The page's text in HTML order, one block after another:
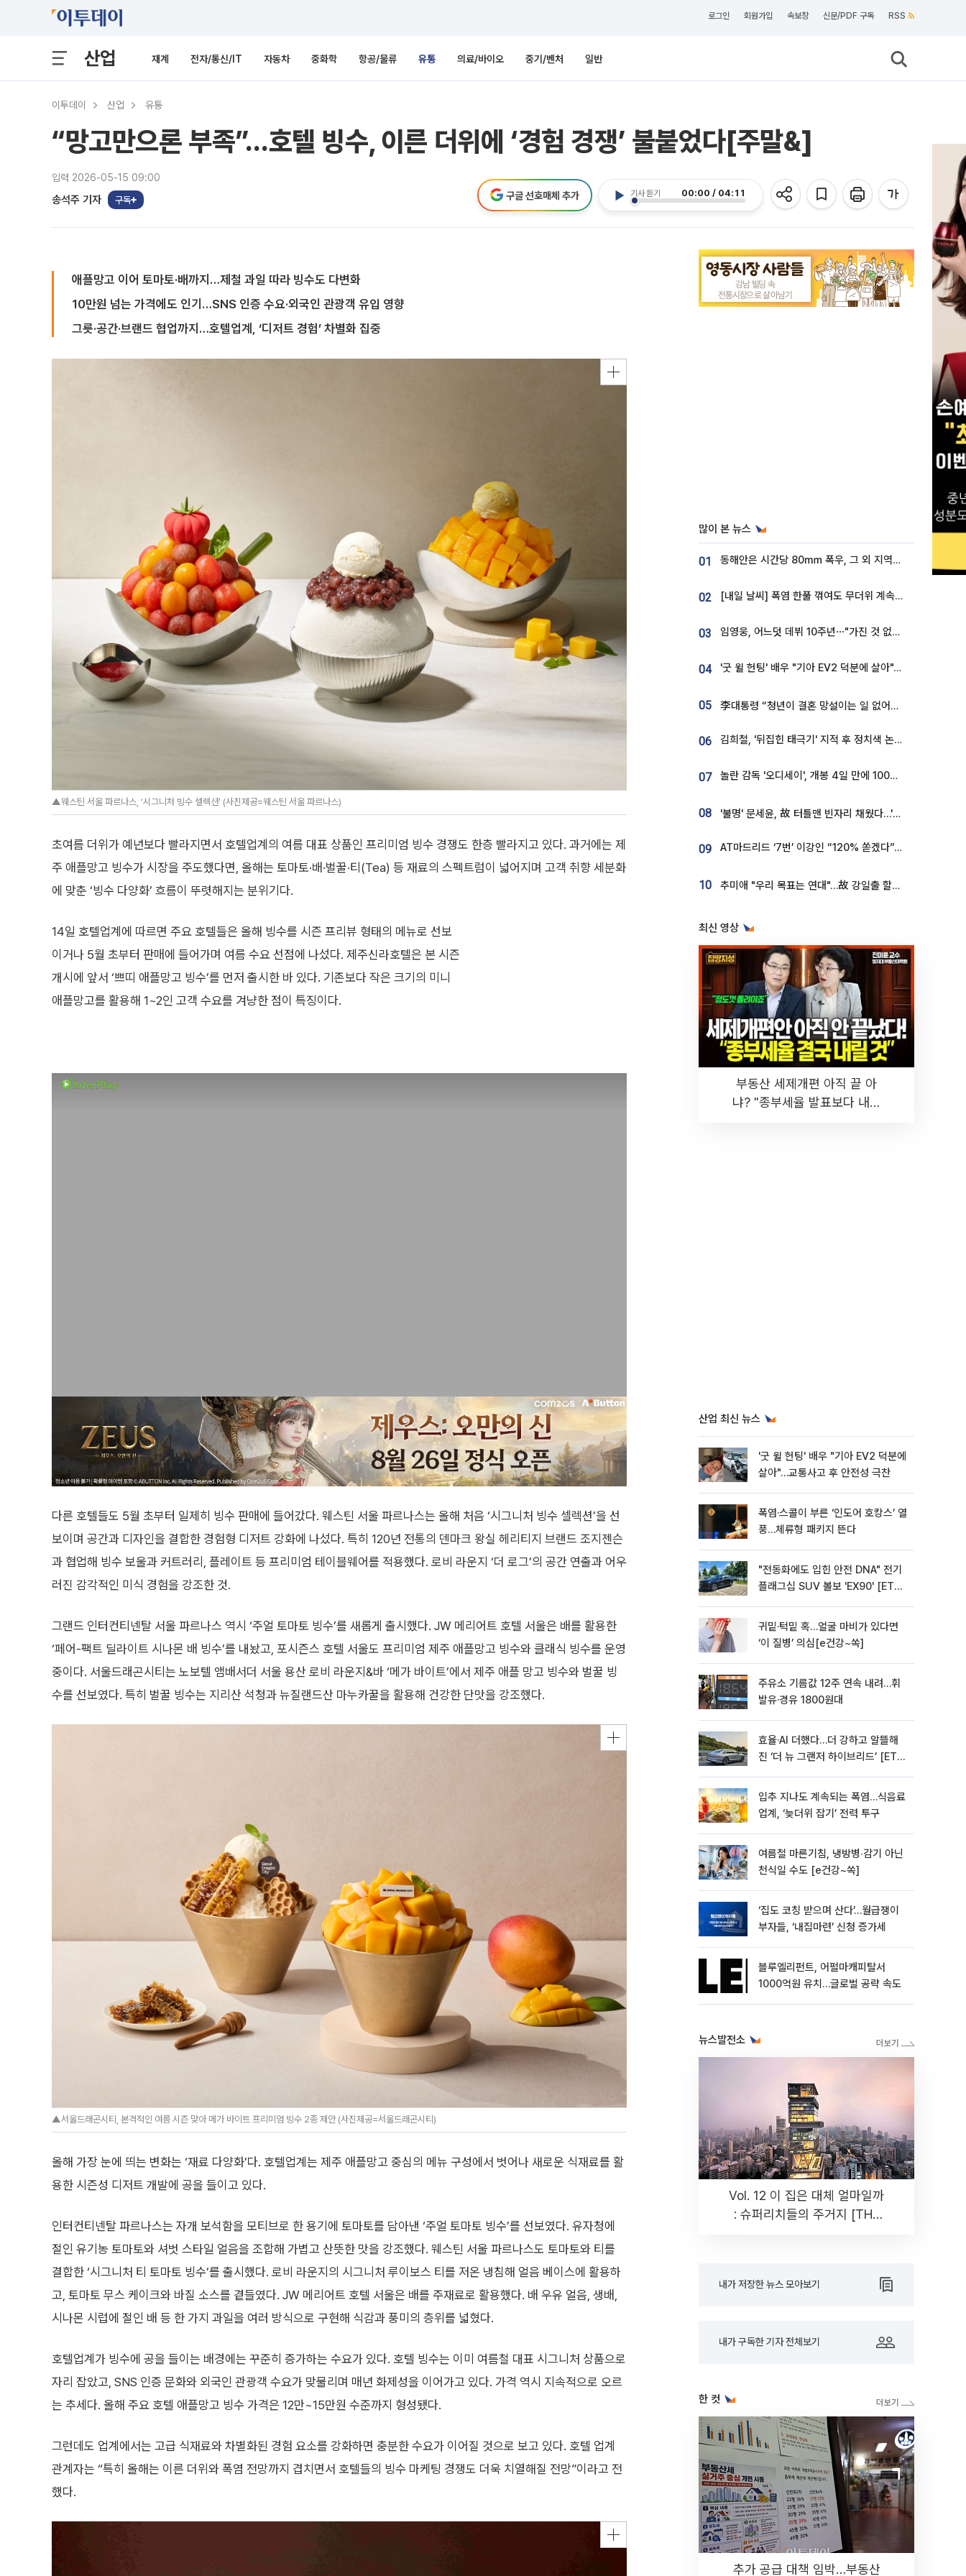
로그인 회원가입 속보창 신문/PDF 구독 RSS
산업 재계 전자/통신/IT 자동차 중화학 항공/물류 유통 의료/바이오 중기/벤처 일반
이투데이 산업 유통
“망고만으론 부족”…호텔 빙수, 이른 더위에 ‘경험 경쟁’ 불붙었다[주말&]
입력 2026-05-15 09:00
송석주 기자 구독
기사 듣기 00:00 / 04:11
구글 선호매체 추가
애플망고 이어 토마토·배까지…제철 과일 따라 빙수도 다변화
10만원 넘는 가격에도 인기…SNS 인증 수요·외국인 관광객 유입 영향
그릇·공간·브랜드 협업까지…호텔업계, ‘디저트 경험’ 차별화 집중
▲웨스틴 서울 파르나스, ‘시그니처 빙수 셀렉션’ (사진제공=웨스틴 서울 파르나스)
초여름 더위가 예년보다 빨라지면서 호텔업계의 여름 대표 상품인 프리미엄 빙수 경쟁도 한층 빨라지고 있다. 과거에는 제
주 애플망고 빙수가 시장을 주도했다면, 올해는 토마토·배·벌꿀·티(Tea) 등 재료의 스펙트럼이 넓어지며 고객 취향 세분화
에 맞춘 ‘빙수 다양화’ 흐름이 뚜렷해지는 분위기다.
14일 호텔업계에 따르면 주요 호텔들은 올해 빙수를 시즌 프리뷰 형태의 메뉴로 선보
이거나 5월 초부터 판매에 들어가며 여름 수요 선점에 나섰다. 제주신라호텔은 본 시즌
개시에 앞서 ‘쁘띠 애플망고 빙수’를 먼저 출시한 바 있다. 기존보다 작은 크기의 미니
애플망고를 활용해 1~2인 고객 수요를 겨냥한 점이 특징이다.
다른 호텔들도 5월 초부터 일제히 빙수 판매에 들어갔다. 웨스틴 서울 파르나스는 올해 처음 ‘시그니처 빙수 셀렉션’을 선
보이며 공간과 디자인을 결합한 경험형 디저트 강화에 나섰다. 특히 120년 전통의 덴마크 왕실 헤리티지 브랜드 조지젠슨
과 협업해 빙수 보울과 커트러리, 플레이트 등 프리미엄 테이블웨어를 적용했다. 로비 라운지 ‘더 로그’의 공간 연출과 어우
러진 감각적인 미식 경험을 강조한 것.
그랜드 인터컨티넨탈 서울 파르나스 역시 ‘주얼 토마토 빙수’를 새롭게 출시했다. JW 메리어트 호텔 서울은 배를 활용한
‘페어-팩트 딜라이트 시나몬 배 빙수’를 내놨고, 포시즌스 호텔 서울도 프리미엄 제주 애플망고 빙수와 클래식 빙수를 운영
중이다. 서울드래곤시티는 노보텔 앰배서더 서울 용산 로비 라운지&바 ‘메가 바이트’에서 제주 애플 망고 빙수와 벌꿀 빙
수를 선보였다. 특히 벌꿀 빙수는 지리산 석청과 뉴질랜드산 마누카꿀을 활용해 건강한 단맛을 강조했다.
▲서울드래곤시티, 본격적인 여름 시즌 맞아 메가 바이트 프리미엄 빙수 2종 제안 (사진제공=서울드래곤시티)
올해 가장 눈에 띄는 변화는 ‘재료 다양화’다. 호텔업계는 제주 애플망고 중심의 메뉴 구성에서 벗어나 새로운 식재료를 활
용한 시즌성 디저트 개발에 공을 들이고 있다.
인터컨티넨탈 파르나스는 자개 보석함을 모티브로 한 용기에 토마토를 담아낸 ‘주얼 토마토 빙수’를 선보였다. 유자청에
절인 유기농 토마토와 셔벗 스타일 얼음을 조합해 가볍고 산뜻한 맛을 강조했다. 웨스틴 서울 파르나스도 토마토와 티를
결합한 ‘시그니처 티 토마토 빙수’를 출시했다. 로비 라운지의 시그니처 루이보스 티를 저온 냉침해 얼음 베이스에 활용하
고, 토마토 무스 케이크와 바질 소스를 곁들였다. JW 메리어트 호텔 서울은 배를 주재료로 활용했다. 배 우유 얼음, 생배,
시나몬 시럽에 절인 배 등 한 가지 과일을 여러 방식으로 구현해 식감과 풍미의 층위를 넓혔다.
호텔업계가 빙수에 공을 들이는 배경에는 꾸준히 증가하는 수요가 있다. 호텔 빙수는 이미 여름철 대표 시그니처 상품으로
자리 잡았고, SNS 인증 문화와 외국인 관광객 수요가 맞물리며 매년 화제성을 이어가고 있다. 가격 역시 지속적으로 오르
는 추세다. 올해 주요 호텔 애플망고 빙수 가격은 12만~15만원 수준까지 형성됐다.
그런데도 업계에서는 고급 식재료와 차별화된 경험 요소를 강화하면 충분한 수요가 이어질 것으로 보고 있다. 호텔 업계
관계자는 “특히 올해는 이른 더위와 폭염 전망까지 겹치면서 호텔들의 빙수 마케팅 경쟁도 더욱 치열해질 전망”이라고 전
했다.
많이 본 뉴스
01 동해안은 시간당 80㎜ 폭우, 그 외 지역은 폭염…‘극과 극 날씨’
02 [내일 날씨] 폭염 한풀 꺾여도 무더위 계속⋯동해안 이틀 연속 비
03 임영웅, 어느덧 데뷔 10주년⋯"가진 것 없던 시절, 내 앞엔 20명의 팬뿐"
04 '굿 윌 헌팅' 배우 "기아 EV2 덕분에 살아"…교통사고 후 안전성 극찬
05 李대통령 “청년이 결혼 망설이는 일 없어야...제도상 불이익 조사”
06 김희철, '뒤집힌 태극기' 지적 후 정치색 논란…"좌우 떠나 우리나라 국기"
07 놀란 감독 '오디세이', 개봉 4일 만에 100만 돌파⋯'왕사남' 보다 빠르다
08 '불명' 문세윤, 故 터틀맨 빈자리 채웠다…'거북이' 눈물의 최종 우승
09 AT마드리드 ‘7번’ 이강인 “120% 쏟겠다”⋯시메오네 감독 “필요한 선수”
10 추미애 "우리 목표는 연대"…故 강일출 할머니 흉상 제막
최신 영상
부동산 세제개편 아직 끝 아
냐? "종부세율 발표보다 내릴
산업 최신 뉴스
'굿 윌 헌팅' 배우 "기아 EV2 덕분에
살아"…교통사고 후 안전성 극찬
폭염·스콜이 부른 ‘인도어 호캉스’ 열
풍…체류형 패키지 뜬다
"전동화에도 입힌 안전 DNA" 전기
플래그십 SUV 볼보 'EX90' [ET의
귀밑·턱밑 혹…얼굴 마비가 있다면
‘이 질병’ 의심[e건강~쏙]
주유소 기름값 12주 연속 내려…휘
발유·경유 1800원대
효율·AI 더했다…더 강하고 알뜰해
진 ‘더 뉴 그랜저 하이브리드’ [ET의
입추 지나도 계속되는 폭염…식음료
업계, ‘늦더위 잡기’ 전력 투구
여름철 마른기침, 냉방병‧감기 아닌
천식일 수도 [e건강~쏙]
‘집도 코칭 받으며 산다’…월급쟁이
부자들, ‘내집마련’ 신청 증가세
블루엘리펀트, 어펄마캐피탈서
1000억원 유치…글로벌 공략 속도
뉴스발전소
Vol. 12 이 집은 대체 얼마일까
: 슈퍼리치들의 주거지 [THE
내가 저장한 뉴스 모아보기
내가 구독한 기자 전체보기
한 컷
추가 공급 대책 임박…부동산